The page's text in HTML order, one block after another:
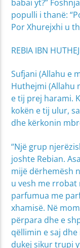
babai yt?”
populli i thanë:
Por Xhurejxhi u
REBIA IBN
Sufjani (Allahu e
Huthejmi (Allahu
e tij prej harami.
kokën e tij ulur,
dhe kërkonin
“Një grup
joshte Rebian.
mijë dërhemësh
u vesh me rrobat
parfumua me
xhamisë. Në
përpara dhe e
qëllimin e saj
dukej sikur trupi